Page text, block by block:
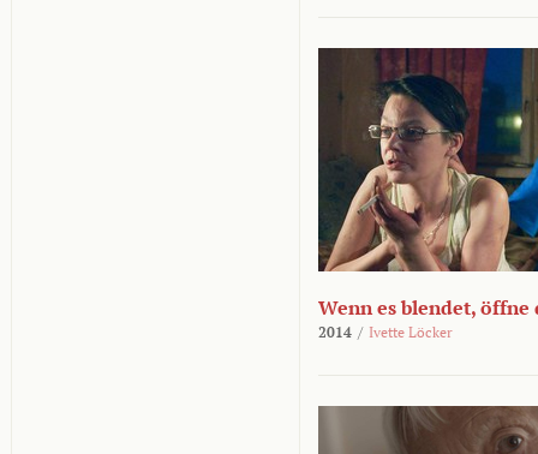
Wenn es blendet, öffne
2014 / Ivette Löcker